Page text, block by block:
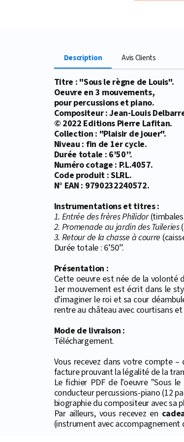
Description Avis Clients
Titre : "Sous le règne de Louis".
Oeuvre en 3 mouvements,
pour percussions et piano.
Compositeur : Jean-Louis
© 2022 Editions Pierre Lafitan.
Collection : "Plaisir de jouer".
Niveau : fin de 1er cycle.
Durée totale : 6’50’’.
Numéro cotage : P.L.4057.
Code produit : SLRL.
N° EAN : 9790232240572.
Instrumentations et titres :
1. Entrée des frères Philidor
2. Promenade au jardin des Tuileries
3. Retour de la chasse à courre
Durée totale : 6’50’’.
Présentation :
Cette oeuvre est née de la volonté
1er mouvement est écrit dans le
d'imaginer le roi et sa cour
rentre au château avec courtisans
Mode de livraison :
Téléchargement.
Vous recevez dans votre compte
facture prouvant la légalité de la
Le fichier PDF de l'oeuvre "Sous
conducteur percussions-piano (12
biographie du compositeur avec sa
Par ailleurs, vous recevez en
(instrument avec accompagnement